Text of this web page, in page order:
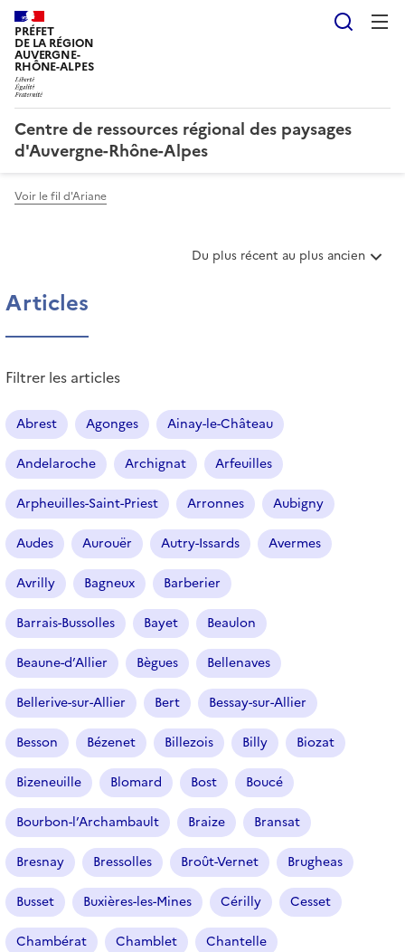
PRÉFET
DE LA RÉGION
AUVERGNE-
RHÔNE-ALPES
Centre de ressources régional des paysages
d'Auvergne-Rhône-Alpes
Voir le fil d'Ariane
T
t
i
c
l
e
s
Du plus récent au plus ancien
Articles
Filtrer les articles
Abrest Agonges Ainay-le-Château
Andelaroche Archignat Arfeuilles
Arpheuilles-Saint-Priest Arronnes Aubigny
Audes Aurouër Autry-Issards Avermes
Avrilly Bagneux Barberier
Barrais-Bussolles Bayet Beaulon
Beaune-d’Allier Bègues Bellenaves
Bellerive-sur-Allier Bert Bessay-sur-Allier
Besson Bézenet Billezois Billy Biozat
Bizeneuille Blomard Bost Boucé
Bourbon-l’Archambault Braize Bransat
Bresnay Bressolles Broût-Vernet Brugheas
Busset Buxières-les-Mines Cérilly Cesset
Chambérat Chamblet Chantelle